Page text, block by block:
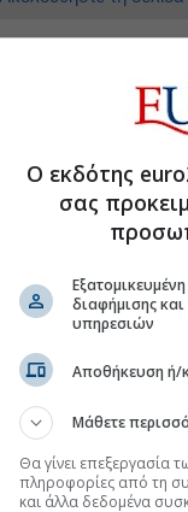
Influencers και
με τα
αποκαθιστά την
η ύποπτη
στο Discover
Ο εκδότης
σας
διαφήμισης
υπηρεσιών
Αποθήκευση ή/
Μάθετε
Θα γίνει επεξεργασία
πληροφορίες από τη
και άλλα δεδομένα